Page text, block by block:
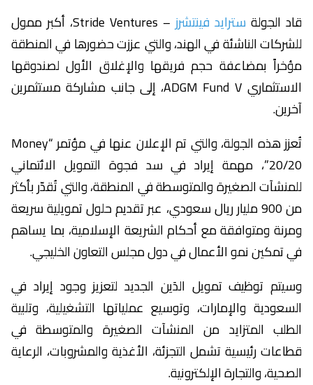
قاد الجولة سترايد فينتشرز
– Stride Ventures، أكبر ممول
للشركات الناشئة في الهند، والتي عززت حضورها في المنطقة
مؤخراً بمضاعفة حجم فريقها والإغلاق الأول لصندوقها
الاستثماري ADGM Fund V، إلى جانب مشاركة مستثمرين
آخرين.
تُعزز هذه الجولة، والتي تم الإعلان عنها في مؤتمر “Money
20/20”، مهمة إيراد في سد فجوة التمويل الائتماني
للمنشآت الصغيرة والمتوسطة في المنطقة، والتي تُقدّر بأكثر
من 900 مليار ريال سعودي، عبر تقديم حلول تمويلية سريعة
ومرنة ومتوافقة مع أحكام الشريعة الإسلامية، بما يساهم
في تمكين نمو الأعمال في دول مجلس التعاون الخليجي.
وسيتم توظيف تمويل الدَين الجديد لتعزيز وجود إيراد في
السعودية والإمارات، وتوسيع عملياتها التشغيلية، وتلبية
الطلب المتزايد من المنشآت الصغيرة والمتوسطة في
قطاعات رئيسية تشمل التجزئة، الأغذية والمشروبات، الرعاية
الصحية، والتجارة الإلكترونية.